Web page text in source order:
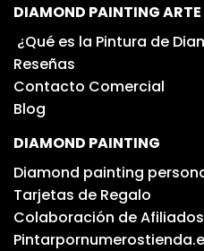
DIAMOND PAINTING ARTE
¿Qué es la Pintura de
Reseñas
Contacto Comercial
Blog
DIAMOND PAINTING
Diamond painting
Tarjetas de Regalo
Colaboración de Afiliados